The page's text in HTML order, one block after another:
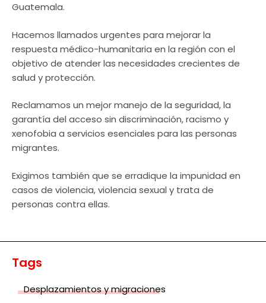
Guatemala.
Hacemos llamados urgentes para mejorar la
respuesta médico-humanitaria en la región con el
objetivo de atender las necesidades crecientes de
salud y protección.
Reclamamos un mejor manejo de la seguridad, la
garantía del acceso sin discriminación, racismo y
xenofobia a servicios esenciales para las personas
migrantes.
Exigimos también que se erradique la impunidad en
casos de violencia, violencia sexual y trata de
personas contra ellas.
Tags
Desplazamientos y migraciones